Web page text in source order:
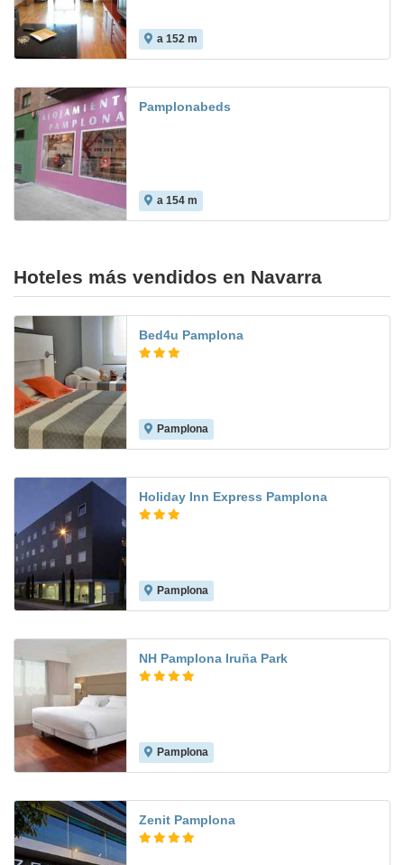
a 152 m
Pamplonabeds
a 154 m
Hoteles más vendidos en Navarra
Bed4u Pamplona
Pamplona
Holiday Inn Express Pamplona
Pamplona
NH Pamplona Iruña Park
Pamplona
Zenit Pamplona